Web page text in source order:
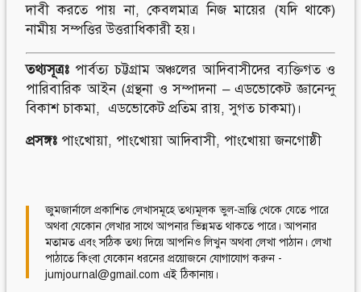
দাবী করতে পায় না, কেবলমাত্র নিজ মায়ের (যদি থাকে)
নামীয় সম্পত্তির উত্তরাধিকারী হয়।
তথ্যসূত্রঃ পার্বত্য চট্টগ্রাম অঞ্চলের আদিবাসীদের ব্যক্তিগত ও
পারিবারিক আইন (গ্রন্থনা ও সম্পাদনা – এডভোকেট জ্ঞানেন্দু
বিকাশ চাকমা, এডভোকেট প্রতিম রায়, সুগত চাকমা)।
প্রসঙ্গঃ পাংখোয়া, পাংখোয়া আদিবাসী, পাংখোয়া জনগোষ্ঠী
জুমজার্নালে প্রকাশিত লেখাসমূহে তথ্যমূলক ভুল-ভ্রান্তি থেকে যেতে পারে
অথবা যেকোন লেখার সাথে আপনার ভিন্নমত থাকতে পারে। আপনার
মতামত এবং সঠিক তথ্য দিয়ে আপনিও লিখুন অথবা লেখা পাঠান। লেখা
পাঠাতে কিংবা যেকোন ধরনের প্রয়োজনে যোগাযোগ করুন -
jumjournal@gmail.com এই ঠিকানায়।